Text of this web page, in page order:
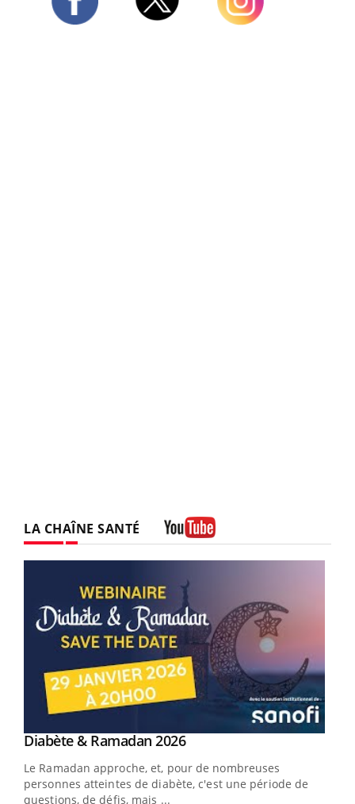
LA CHAÎNE SANTÉ
Youtube
Diabète & Ramadan 2026Youtube
Le Ramadan approche, et, pour de nombreuses
personnes atteintes de diabète, c'est une période de
questions, de défis, mais ...